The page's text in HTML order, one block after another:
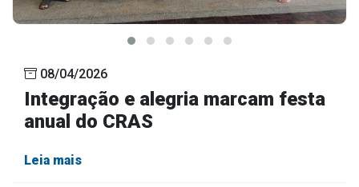
08/04/2026
Integração e alegria marcam festa
anual do CRAS
Leia mais